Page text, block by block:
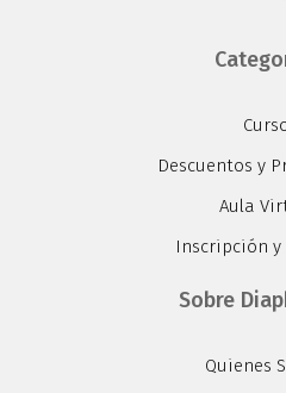
Descuentos y
Aula
Inscripción y
Sobre
Quienes